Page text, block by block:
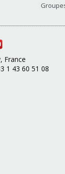
France
1 43 60 51 08